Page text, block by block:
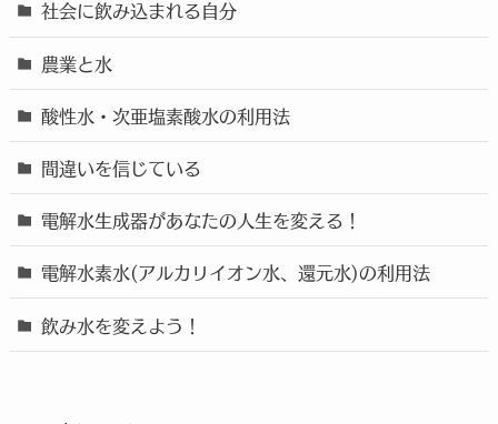
社会に飲み込まれる自分
農業と水
酸性水・次亜塩素酸水の利用法
間違いを信じている
電解水生成器があなたの人生を変える！
電解水素水(アルカリイオン水、還元水)の利用法
飲み水を変えよう！